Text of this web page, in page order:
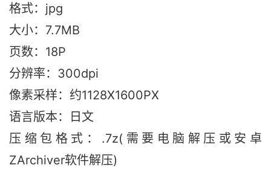
格式：jpg
大小：7.7MB
页数：18P
分辨率：300dpi
像素采样：约1128X1600PX
语言版本：日文
压缩包格式：.7z(需要电脑解压或安卓
ZArchiver软件解压)